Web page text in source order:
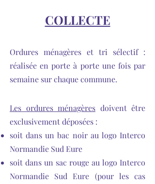
COLLECTE
Ordures ménagères et tri sélectif :
réalisée en porte à porte une fois par
semaine sur chaque commune.
Les ordures ménagères doivent être
exclusivement déposées :
soit dans un bac noir au logo Interco
Normandie Sud Eure
soit dans un sac rouge au logo Interco
Normandie Sud Eure (pour les cas